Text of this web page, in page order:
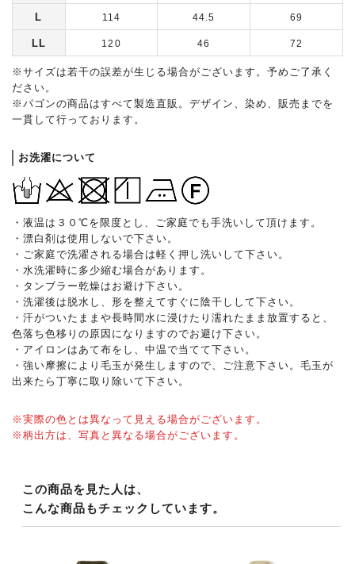
L 114 44.5 69
LL 120 46 72
※サイズは若干の誤差が生じる場合がございます。予めご了承く
ださい。
※パゴンの商品はすべて製造直販。デザイン、染め、販売までを
一貫して行っております。
お洗濯について
・液温は３０℃を限度とし、ご家庭でも手洗いして頂けます。
・漂白剤は使用しないで下さい。
・ご家庭で洗濯される場合は軽く押し洗いして下さい。
・水洗濯時に多少縮む場合があります。
・タンブラー乾燥はお避け下さい。
・洗濯後は脱水し、形を整えてすぐに陰干しして下さい。
・汗がついたままや長時間水に浸けたり濡れたまま放置すると、
色落ち色移りの原因になりますのでお避け下さい。
・アイロンはあて布をし、中温で当てて下さい。
・強い摩擦により毛玉が発生しますので、ご注意下さい。毛玉が
出来たら丁寧に取り除いて下さい。
※実際の色とは異なって見える場合がございます。
※柄出方は、写真と異なる場合がございます。
この商品を見た人は、
こんな商品もチェックしています。